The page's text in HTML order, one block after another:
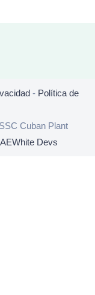
- Política de
Cuban Plant
AEWhite Devs